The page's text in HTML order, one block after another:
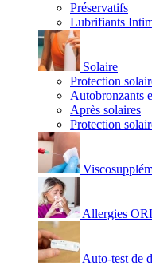
Préservatifs
Lubrifiants
Solaire
Protection
Autobronzants
Après solaires
Protection
Allergies
Auto-test de